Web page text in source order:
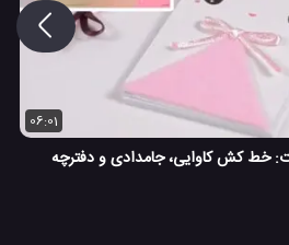
06:01
خط کش کاوایی، جامدادی و دفترچه